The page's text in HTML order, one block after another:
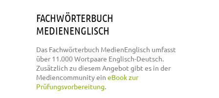
FACHWÖRTERBUCH
MEDIENENGLISCH
Das Fachwörterbuch MedienEnglisch umfasst
über 11.000 Wortpaare Englisch-Deutsch.
Zusätzlich zu diesem Angebot gibt es in der
Mediencommunity ein eBook zur
Prüfungsvorbereitung.